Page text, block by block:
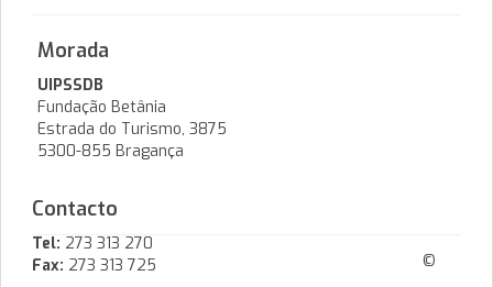
Morada
UIPSSDB
Fundação Betânia
Estrada do Turismo, 3875
5300-855 Bragança
Contacto
Tel: 273 313 270
Fax: 273 313 725
©